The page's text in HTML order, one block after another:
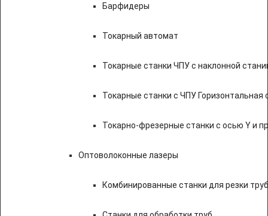
Барфидеры
Токарный автомат
Токарные станки ЧПУ c наклонной
Токарные станки с ЧПУ Горизонтальная
Токарно-фрезерные станки с осью Y и
Оптоволоконные лазеры
Комбинированные станки для резки